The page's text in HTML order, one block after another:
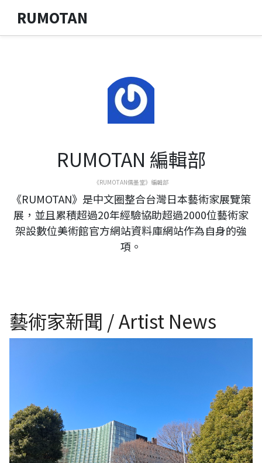
RUMOTAN
RUMOTAN 編輯部
《RUMOTAN儒墨堂》編輯部
《RUMOTAN》是中文圈整合台灣日本藝術家展覽策
展，並且累積超過20年經驗協助超過2000位藝術家
架設數位美術館官方網站資料庫網站作為自身的強
項。
藝術家新聞 / Artist News